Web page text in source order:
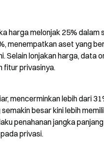
harga melonjak 25% dalam
menempatkan aset yang
lonjakan harga, data
fitur privasinya.
mencerminkan lebih dari
besar kini lebih
penahanan jangka
privasi.